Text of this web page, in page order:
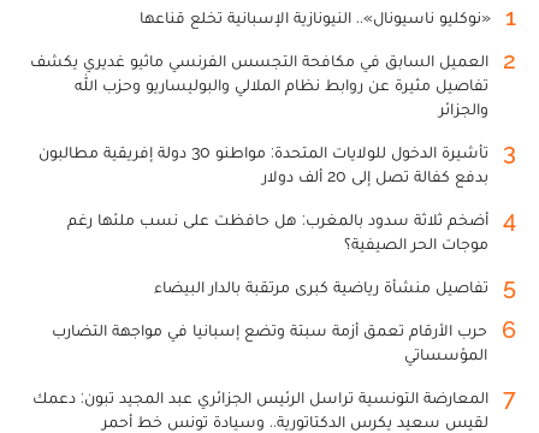
1 «نوكليو ناسيونال».. النيونازية الإسبانية تخلع قناعها
2
العميل السابق في مكافحة التجسس الفرنسي ماثيو غديري يكشف
تفاصيل مثيرة عن روابط نظام الملالي والبوليساريو وحزب الله
والجزائر
3
تأشيرة الدخول للولايات المتحدة: مواطنو 30 دولة إفريقية مطالبون
بدفع كفالة تصل إلى 20 ألف دولار
4
أضخم ثلاثة سدود بالمغرب: هل حافظت على نسب ملئها رغم
موجات الحر الصيفية؟
5 تفاصيل منشأة رياضية كبرى مرتقبة بالدار البيضاء
6
حرب الأرقام تعمق أزمة سبتة وتضع إسبانيا في مواجهة التضارب
المؤسساتي
7
المعارضة التونسية تراسل الرئيس الجزائري عبد المجيد تبون: دعمك
لقيس سعيد يكرس الدكتاتورية.. وسيادة تونس خط أحمر